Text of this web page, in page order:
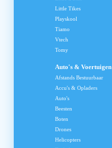
Little Tikes
Playskool
Tiamo
Vtech
Tomy
Auto's & Voertuigen
Afstands Bestuurbaar
Accu's & Opladers
Auto's
Beesten
Boten
Drones
Helicopters